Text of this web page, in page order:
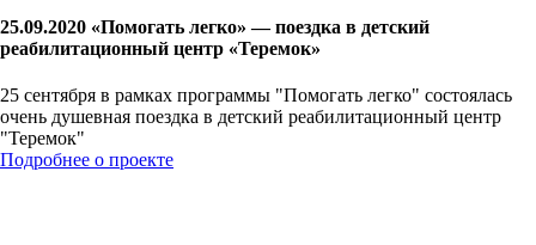
25.09.2020 «Помогать легко» — поездка в детский
реабилитационный центр «Теремок»
25 сентября в рамках программы "Помогать легко" состоялась
очень душевная поездка в детский реабилитационный центр
"Теремок"
Подробнее о проекте